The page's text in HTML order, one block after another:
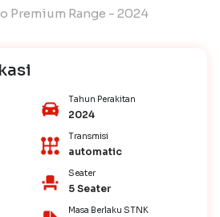
Premium Range - 2024
Tahun Perakitan
2024
Transmisi
automatic
Seater
5 Seater
Masa Berlaku STNK